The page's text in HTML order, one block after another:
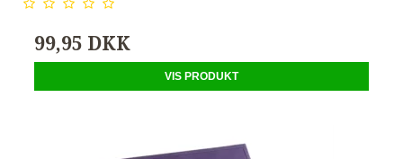
99,95 DKK
VIS PRODUKT